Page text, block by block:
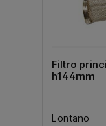
Filtro
h144mm
Lontano